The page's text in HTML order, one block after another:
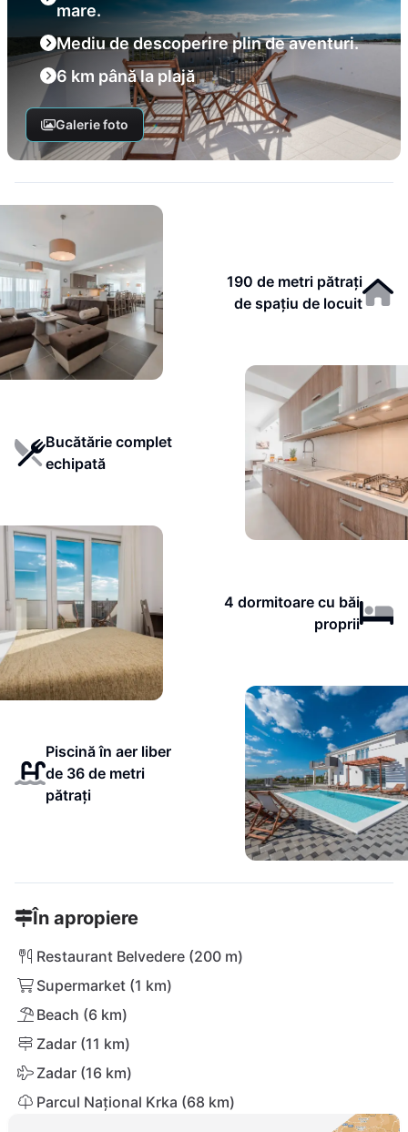
mare.
Mediu de descoperire plin de aventuri.
6 km până la plajă
Galerie foto
190 de metri pătrați
de spațiu de locuit
Bucătărie complet
echipată
4 dormitoare cu băi
proprii
Piscină în aer liber
de 36 de metri
pătrați
În apropiere
Restaurant Belvedere (200 m)
Supermarket (1 km)
Beach (6 km)
Zadar (11 km)
Zadar (16 km)
Parcul Național Krka (68 km)